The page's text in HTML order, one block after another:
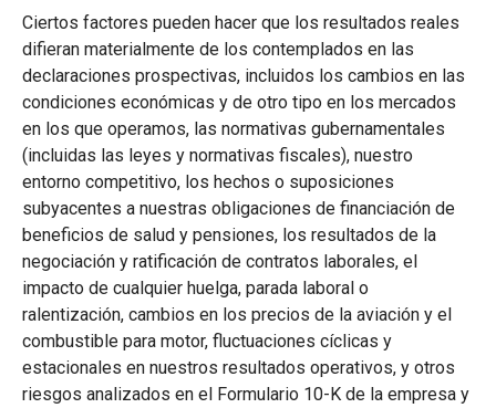
Ciertos factores pueden hacer que los resultados reales
difieran materialmente de los contemplados en las
declaraciones prospectivas, incluidos los cambios en las
condiciones económicas y de otro tipo en los mercados
en los que operamos, las normativas gubernamentales
(incluidas las leyes y normativas fiscales), nuestro
entorno competitivo, los hechos o suposiciones
subyacentes a nuestras obligaciones de financiación de
beneficios de salud y pensiones, los resultados de la
negociación y ratificación de contratos laborales, el
impacto de cualquier huelga, parada laboral o
ralentización, cambios en los precios de la aviación y el
combustible para motor, fluctuaciones cíclicas y
estacionales en nuestros resultados operativos, y otros
riesgos analizados en el Formulario 10-K de la empresa y